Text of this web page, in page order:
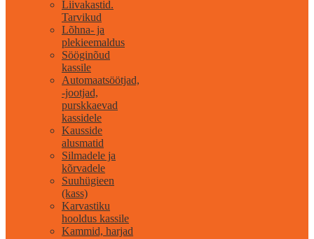
Liivakastid.
Tarvikud
Lõhna- ja
plekieemaldus
Sööginõud
kassile
Automaatsöötjad,
-jootjad,
purskkaevad
kassidele
Kausside
alusmatid
Silmadele ja
kõrvadele
Suuhügieen
(kass)
Karvastiku
hooldus kassile
Kammid, harjad